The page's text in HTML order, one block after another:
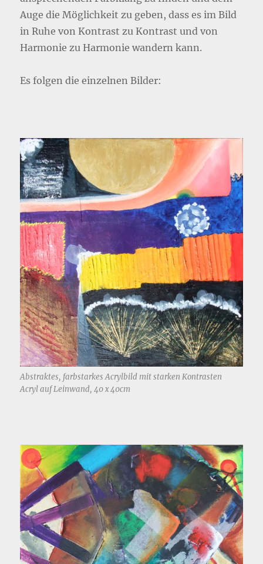
Auge die Möglichkeit zu geben, dass es im Bild
in Ruhe von Kontrast zu Kontrast und von
Harmonie zu Harmonie wandern kann.
Es folgen die einzelnen Bilder:
Abstraktes, farbstarkes Acrylbild mit starken Kontrasten
Acryl auf Leinwand, 40 x 40cm